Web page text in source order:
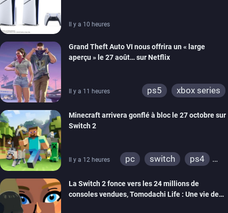
Il y a 10 heures
Grand Theft Auto VI nous offrira un « large
aperçu » le 27 août… sur Netflix
Il y a 11 heures ps5 xbox series
Minecraft arrivera gonflé à bloc le 27 octobre sur
Switch 2
Il y a 12 heures pc switch
ps4
wiiu
3ds
ps3
xbox 360
switch 2
La Switch 2 fonce vers les 24 millions de
consoles vendues, Tomodachi Life : Une vie de